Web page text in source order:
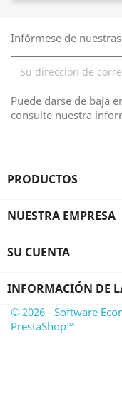
Infórmese de
Puede darse de baja
consulte nuestra
PRODUCTOS
NUESTRA EMPRESA
SU CUENTA
INFORMACIÓN DE
© 2026 - Software
PrestaShop™